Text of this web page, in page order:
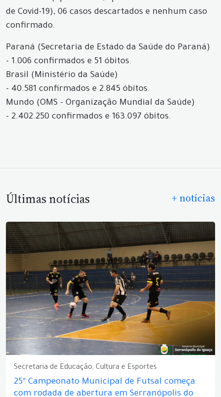
de Covid-19), 06 casos descartados e nenhum caso
confirmado.
Paraná (Secretaria de Estado da Saúde do Paraná)
- 1.006 confirmados e 51 óbitos.
Brasil (Ministério da Saúde)
- 40.581 confirmados e 2.845 óbitos.
Mundo (OMS - Organização Mundial da Saúde)
- 2.402.250 confirmados e 163.097 óbitos.
Últimas notícias + notícias
Secretaria de Educação, Cultura e Esportes
25º Campeonato Municipal de Futsal começa
com rodada de abertura em Serranópolis do